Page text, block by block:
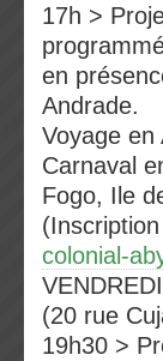
17h >
en
Andrade.
Voyage en
Carnaval
Fogo, Ile
colonial-
(20 rue
19h30 >